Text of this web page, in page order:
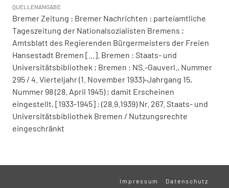
QUELLENANGABE
Bremer Zeitung : Bremer Nachrichten : parteiamtliche
Tageszeitung der Nationalsozialisten Bremens ;
Amtsblatt des Regierenden Bürgermeisters der Freien
Hansestadt Bremen [...]. Bremen : Staats- und
Universitätsbibliothek ; Bremen : NS.-Gauverl., Nummer
295 / 4. Vierteljahr (1. November 1933)-Jahrgang 15,
Nummer 98 (28. April 1945) ; damit Erscheinen
eingestellt, [1933-1945] : (28.9.1939) Nr. 267. Staats- und
Universitätsbibliothek Bremen / Nutzungsrechte
eingeschränkt
Impressum Datenschutz